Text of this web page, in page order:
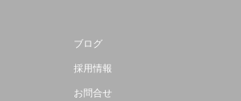
ブログ
採用情報
お問合せ